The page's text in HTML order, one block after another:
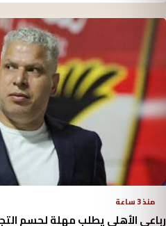
منذ 3 ساعة
رباعي الأهلي يطلب مهلة لحسم